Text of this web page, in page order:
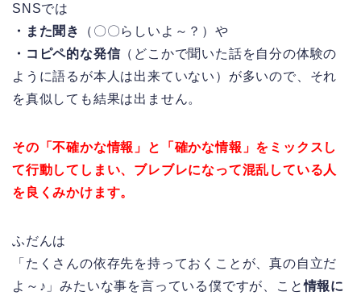
SNSでは
・また聞き
（〇〇らしいよ～？）や
・コピペ的な発信（どこかで聞いた話を自分の体験の
ように語るが本人は出来ていない）が多いので、それ
を真似しても結果は出ません。
その「不確かな情報」と「確かな情報」をミックスし
て行動してしまい、ブレブレになって混乱している人
を良くみかけます。
ふだんは
「たくさんの依存先を持っておくことが、真の自立だ
よ～♪」みたいな事を言っている僕ですが、こと情報に